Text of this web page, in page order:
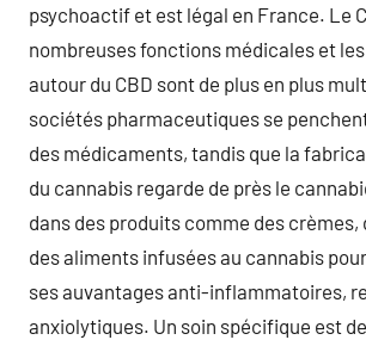
psychoactif et est légal en France. Le
nombreuses fonctions médicales et
autour du CBD sont de plus en plus
sociétés pharmaceutiques se
des médicaments, tandis que la
du cannabis regarde de près le
dans des produits comme des crèmes,
des aliments infusées au cannabis
ses auvantages anti-inflammatoires,
anxiolytiques. Un soin spécifique est